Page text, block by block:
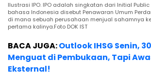
Ilustrasi IPO. IPO adalah singkatan dari Initial
bahasa Indonesia disebut Penawaran Umum
di mana sebuah perusahaan menjual sahamnya
pertama kalinya.Foto DOK IST
BACA JUGA:Outlook IHSG Senin,
Menguat di Pembukaan, Tapi
Eksternal!